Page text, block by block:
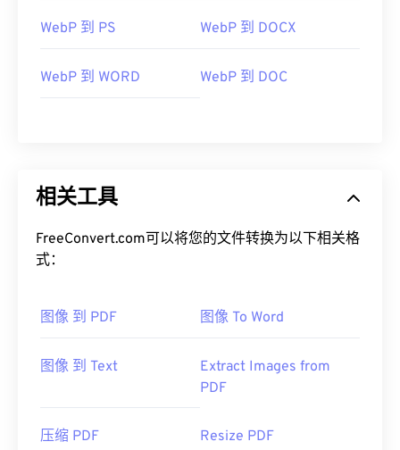
WebP 到 PS WebP 到 DOCX
WebP 到 WORD WebP 到 DOC
相关工具
FreeConvert.com可以将您的文件转换为以下相关格
式：
图像 到 PDF 图像 To Word
图像 到 Text
Extract Images from
PDF
压缩 PDF Resize PDF